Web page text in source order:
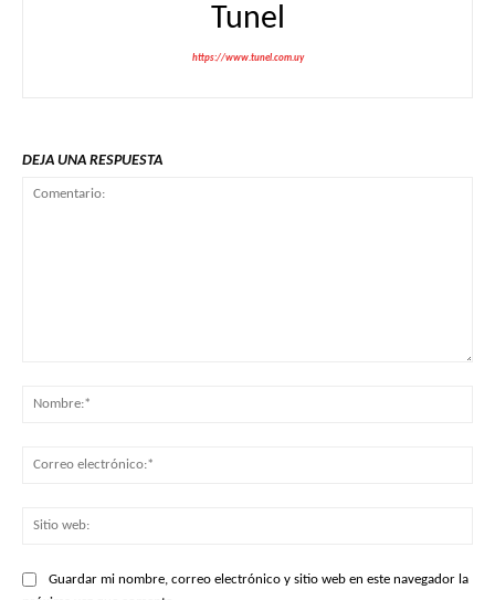
Tunel
https://www.tunel.com.uy
DEJA UNA RESPUESTA
Guardar mi nombre, correo electrónico y sitio web en este navegador la